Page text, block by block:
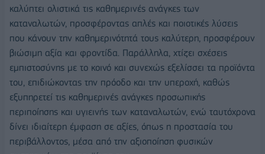
καλύπτει ολιστικά τις καθημερινές ανάγκες των
καταναλωτών, προσφέροντας απλές και ποιοτικές λύσεις
που κάνουν την καθημερινότητά τους καλύτερη, προσφέρουν
βιώσιμη αξία και φροντίδα. Παράλληλα, χτίζει σχέσεις
εμπιστοσύνης με το κοινό και συνεχώς εξελίσσει τα προϊόντα
του, επιδιώκοντας την πρόοδο και την υπεροχή, καθώς
εξυπηρετεί τις καθημερινές ανάγκες προσωπικής
περιποίησης και υγιεινής των καταναλωτών, ενώ ταυτόχρονα
δίνει ιδιαίτερη έμφαση σε αξίες, όπως η προστασία του
περιβάλλοντος, μέσα από την αξιοποίηση φυσικών